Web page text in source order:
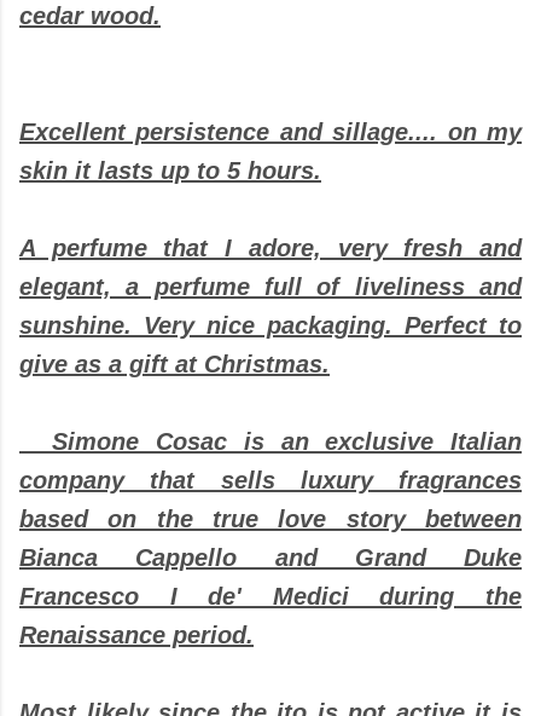
cedar wood.
Excellent persistence and sillage.... on my
skin it lasts up to 5 hours.
A perfume that I adore, very fresh and
elegant, a perfume full of liveliness and
sunshine. Very nice packaging. Perfect to
give as a gift at Christmas.
Simone Cosac is an exclusive Italian
company that sells luxury fragrances
based on the true love story between
Bianca Cappello and Grand Duke
Francesco I de' Medici during the
Renaissance period.